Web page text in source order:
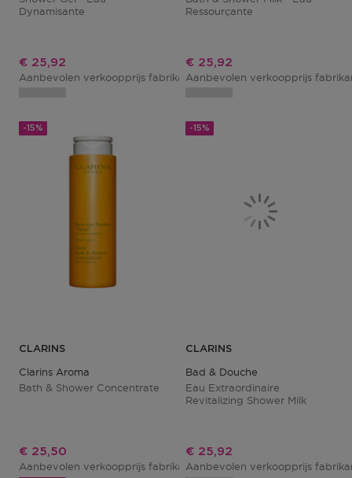
Dynamisante
Kortingsprijs
€ 25,92
Aanbevolen verkoopprijs fabrikant€ 30,50
Ressourçante
Kortingsprijs
€ 25,92
Aanbevolen verkoopprijs
-15%
CLARINS
Clarins Aroma
Bath & Shower Concentrate
Kortingsprijs
€ 25,50
Aanbevolen verkoopprijs fabrikant€ 30,00
-15%
CLARINS
Bad & Douche
Eau Extraordinaire
Revitalizing Shower Milk
Kortingsprijs
€ 25,92
Aanbevolen verkoopprijs